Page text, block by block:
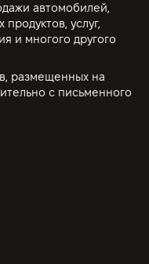
автомобилей,
услуг,
и многого другого
размещенных на
с письменного